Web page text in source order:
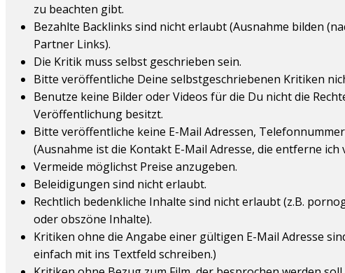
zu beachten gibt.
Bezahlte Backlinks sind nicht erlaubt (Ausnahme bilden
Partner Links).
Die Kritik muss selbst geschrieben sein.
Bitte veröffentliche Deine selbstgeschriebenen Kritiken
Benutze keine Bilder oder Videos für die Du nicht die
Veröffentlichung besitzt.
Bitte veröffentliche keine E-Mail Adressen,
(Ausnahme ist die Kontakt E-Mail Adresse, die entferne
Vermeide möglichst Preise anzugeben.
Beleidigungen sind nicht erlaubt.
Rechtlich bedenkliche Inhalte sind nicht erlaubt (z.B.
oder obszöne Inhalte).
Kritiken ohne die Angabe einer gültigen E-Mail Adresse
einfach mit ins Textfeld schreiben.)